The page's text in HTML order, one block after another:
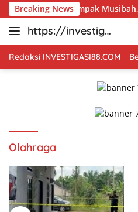
Langsung
ke
konten
Breaking News
Musibah, Babinsa
https://investiga
si88.com
Redaksi INVESTIGASI88.COM
Olahraga